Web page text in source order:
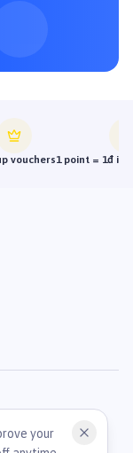
vouchers1 point = 1đ
your